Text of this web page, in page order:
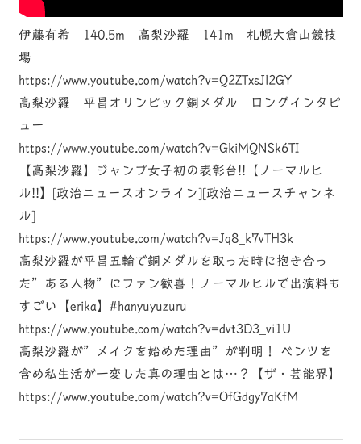
伊藤有希 140.5m 高梨沙羅 141m 札幌大倉山競技
場
https://www.youtube.com/watch?v=Q2ZTxsJl2GY
高梨沙羅 平昌オリンピック銅メダル ロングインタビ
ュー
https://www.youtube.com/watch?v=GkiMQNSk6TI
【高梨沙羅】ジャンプ女子初の表彰台!!【ノーマルヒ
ル!!】[政治ニュースオンライン][政治ニュースチャンネ
ル]
https://www.youtube.com/watch?v=Jq8_k7vTH3k
高梨沙羅が平昌五輪で銅メダルを取った時に抱き合っ
た”ある人物”にファン歓喜！ノーマルヒルで出演料も
すごい【erika】#hanyuyuzuru
https://www.youtube.com/watch?v=dvt3D3_vi1U
高梨沙羅が”メイクを始めた理由”が判明！ ベンツを
含め私生活が一変した真の理由とは…？【ザ・芸能界】
https://www.youtube.com/watch?v=OfGdgy7aKfM